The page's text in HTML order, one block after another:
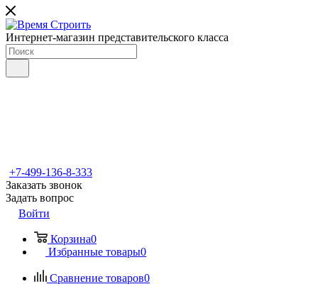
Интернет-магазин представительского класса
+7-499-136-8-333
Заказать звонок
Задать вопрос
Войти
Корзина0
Избранные товары0
Сравнение товаров0